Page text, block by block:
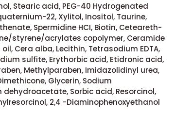
Stearic acid, PEG-40 Hydrogenated
22, Xylitol, Inositol, Taurine,
Spermidine HCI, Biotin, Ceteareth-
styrene/acrylates copolymer, Ceramide
Cera alba, Lecithin, Tetrasodium EDTA,
sulfite, Erythorbic acid, Etidronic acid,
Methylparaben, Imidazolidinyl urea,
Glycerin, Sodium
Sorbic acid, Resorcinol,
2,4 -Diaminophenoxyethanol